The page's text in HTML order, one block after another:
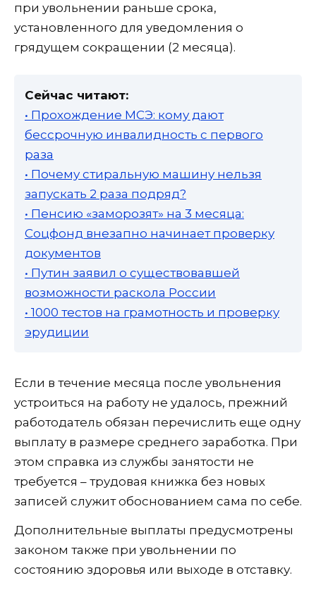
при увольнении раньше срока,
установленного для уведомления о
грядущем сокращении (2 месяца).
Сейчас читают:
• Прохождение МСЭ: кому дают
бессрочную инвалидность с первого
раза
• Почему стиральную машину нельзя
запускать 2 раза подряд?
• Пенсию «заморозят» на 3 месяца:
Соцфонд внезапно начинает проверку
документов
• Путин заявил о существовавшей
возможности раскола России
• 1000 тестов на грамотность и проверку
эрудиции
Если в течение месяца после увольнения
устроиться на работу не удалось, прежний
работодатель обязан перечислить еще одну
выплату в размере среднего заработка. При
этом справка из службы занятости не
требуется – трудовая книжка без новых
записей служит обоснованием сама по себе.
Дополнительные выплаты предусмотрены
законом также при увольнении по
состоянию здоровья или выходе в отставку.